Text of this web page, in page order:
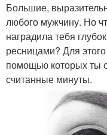
Большие,
любого мужчину. Но
наградила тебя
ресницами? Для
помощью которых ты
считанные минуты.